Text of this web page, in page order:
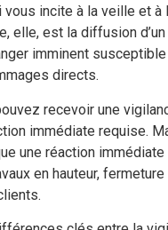
vous incite à la veille et à
elle, est la diffusion d’un
imminent
directs.
recevoir une
immédiate requise.
une réaction immédiate
en hauteur,